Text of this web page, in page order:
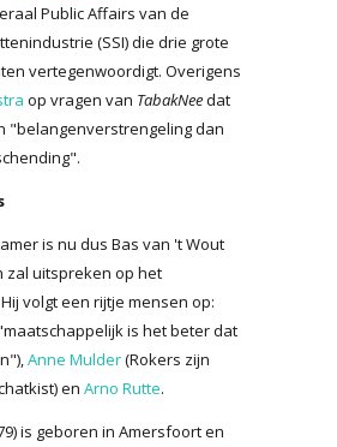
Public Affairs van de
(SSI) die drie grote
vertegenwoordigt. Overigens
op vragen van TabakNeedat
"belangenverstrengeling dan
is nu dus Bas van 't Wout
zal uitspreken op het
volgt een rijtje mensen op:
is het beter dat
Anne Mulder(Rokers zijn
en Arno Rutte.
is geboren in Amersfoort en